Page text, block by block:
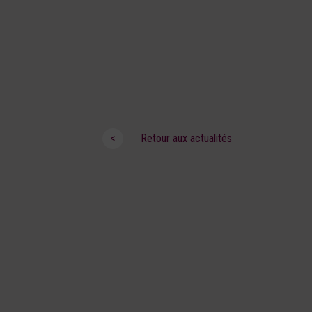
< Retour aux actualités